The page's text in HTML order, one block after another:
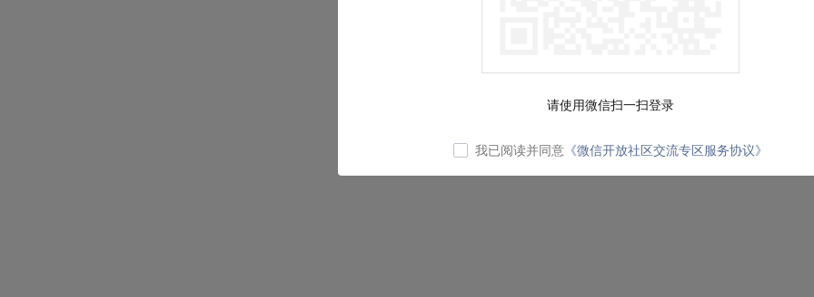
请使用微信扫一扫登录
我已阅读并同意 《微信开放社区交流专区服务协议》